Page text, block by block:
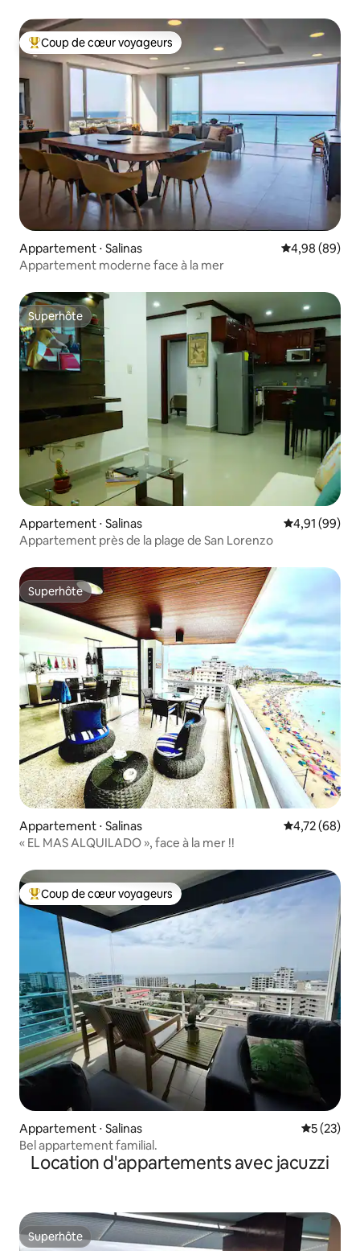
Coups de cœur voyageurs les plus appréciés
Coup de cœur voyageurs
Appartement ⋅ Salinas Évaluation
4,98 (89)
Appartement moderne face à la mer
Superhôte
Superhôte
Appartement ⋅ Salinas Évaluation
4,91 (99)
Appartement près de la plage de San Lorenzo
Superhôte
Superhôte
Appartement ⋅ Salinas Évaluation
4,72 (68)
« EL MAS ALQUILADO », face à la mer !!
Coups de cœur voyageurs les plus appréciés
Coup de cœur voyageurs
Appartement ⋅ Salinas
5 (23)
Bel appartement familial.
Location d'appartements avec jacuzzi
Superhôte
Superhôte